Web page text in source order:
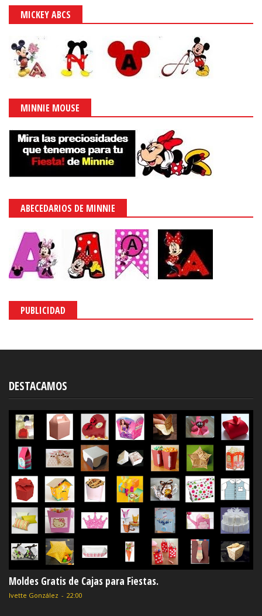
MICKEY ABCS
MINNIE MOUSE
ABECEDARIOS DE MINNIE
PUBLICIDAD
DESTACAMOS
Moldes Gratis de Cajas para Fiestas.
Ivette González - 22:00